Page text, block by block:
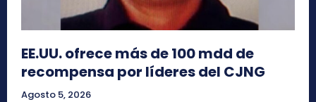
EE.UU. ofrece más de 100 mdd de
recompensa por líderes del CJNG
Agosto 5, 2026